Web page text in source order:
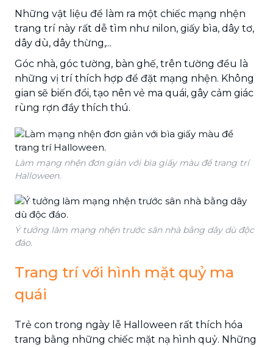
Những vật liệu để làm ra một chiếc mạng nhện
trang trí này rất dễ tìm như nilon, giấy bìa, dây tơ,
dây dù, dây thừng,...
Góc nhà, góc tường, bàn ghế, trên tường đều là
những vị trí thích hợp để đặt mạng nhện. Không
gian sẽ biến đổi, tạo nên vẻ ma quái, gây cảm giác
rùng rợn đầy thích thú.
Làm mạng nhện đơn giản với bìa giấy màu để trang trí
Halloween.
Ý tưởng làm mạng nhện trước sân nhà bằng dây dù độc
đáo.
Trang trí với hình mặt quỷ ma
quái
Trẻ con trong ngày lễ Halloween rất thích hóa
trang bằng những chiếc mặt nạ hình quỷ. Những